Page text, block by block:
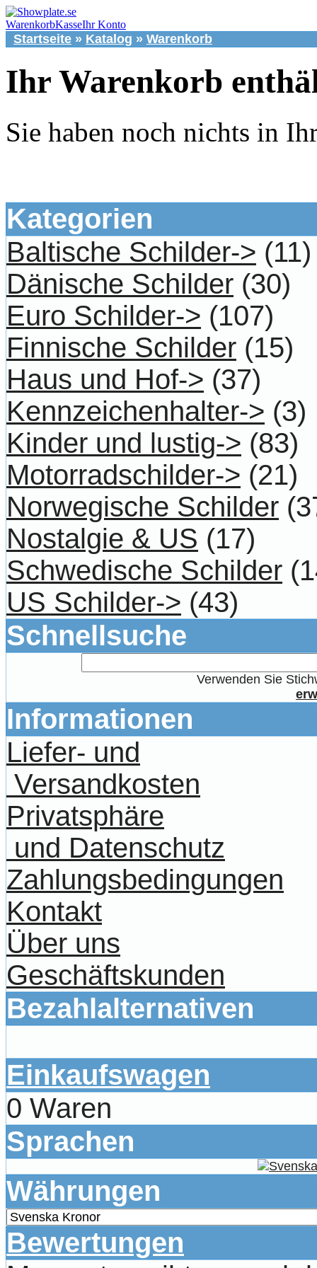
WarenkorbKasseIhr Konto
Startseite » Katalog » Warenkorb
Ihr Warenkorb
Sie haben noch nichts in
Kategorien
Baltische Schilder-> (11)
Dänische Schilder (30)
Euro Schilder-> (107)
Finnische Schilder (15)
Haus und Hof-> (37)
Kennzeichenhalter-> (3)
Kinder und lustig-> (83)
Motorradschilder-> (21)
Norwegische Schilder
Nostalgie & US (17)
Schwedische Schilder
US Schilder-> (43)
Schnellsuche
Verwenden Sie
Informationen
Liefer- und
Versandkosten
Privatsphäre
und Datenschutz
Zahlungsbedingungen
Kontakt
Über uns
Geschäftskunden
Bezahlalternativen
Einkaufswagen
0 Waren
Sprachen
Währungen
Bewertungen